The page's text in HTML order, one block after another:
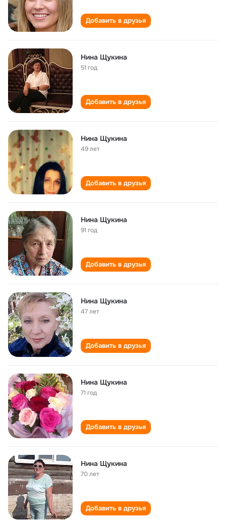
Добавить в друзья
Нина Щукина
51 год
Добавить в друзья
Нина Щукина
49 лет
Добавить в друзья
Нина Щукина
91 год
Добавить в друзья
Нина Щукина
47 лет
Добавить в друзья
Нина Щукина
71 год
Добавить в друзья
Нина Щукина
70 лет
Добавить в друзья